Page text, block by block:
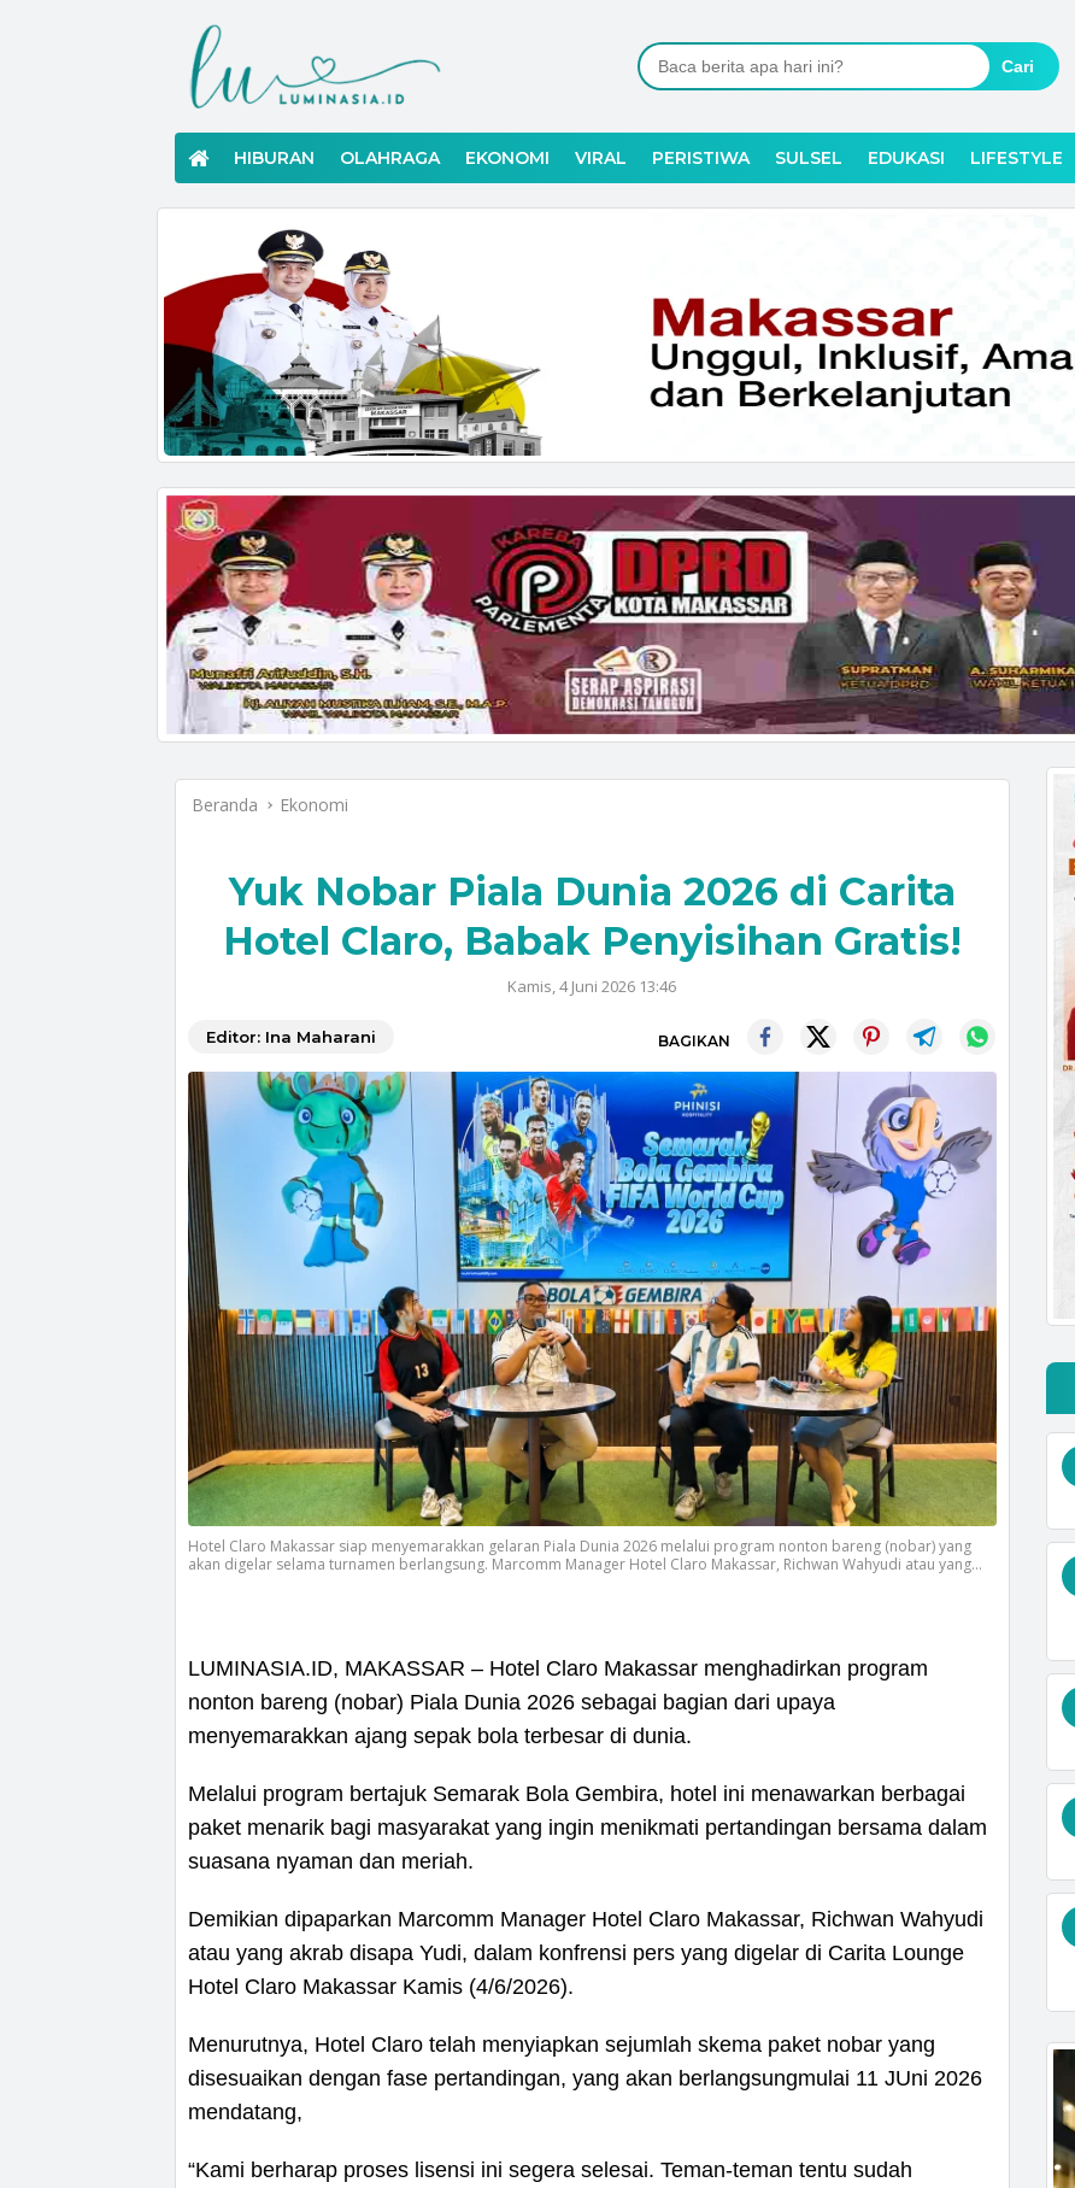
Cari
HIBURAN OLAHRAGA EKONOMI VIRAL PERISTIWA SULSEL EDUKASI LIFESTYLE
Beranda Ekonomi
Yuk Nobar Piala Dunia 2026 di Carita
Hotel Claro, Babak Penyisihan Gratis!
Kamis, 4 Juni 2026 13:46
Editor: Ina Maharani BAGIKAN
Hotel Claro Makassar siap menyemarakkan gelaran Piala Dunia 2026 melalui program nonton bareng (nobar) yang
akan digelar selama turnamen berlangsung. Marcomm Manager Hotel Claro Makassar, Richwan Wahyudi atau yang
LUMINASIA.ID, MAKASSAR – Hotel Claro Makassar menghadirkan program
nonton bareng (nobar) Piala Dunia 2026 sebagai bagian dari upaya
menyemarakkan ajang sepak bola terbesar di dunia.
Melalui program bertajuk Semarak Bola Gembira, hotel ini menawarkan berbagai
paket menarik bagi masyarakat yang ingin menikmati pertandingan bersama dalam
suasana nyaman dan meriah.
Demikian dipaparkan Marcomm Manager Hotel Claro Makassar, Richwan Wahyudi
atau yang akrab disapa Yudi, dalam konfrensi pers yang digelar di Carita Lounge
Hotel Claro Makassar Kamis (4/6/2026).
Menurutnya, Hotel Claro telah menyiapkan sejumlah skema paket nobar yang
disesuaikan dengan fase pertandingan, yang akan berlangsungmulai 11 JUni 2026
mendatang,
“Kami berharap proses lisensi ini segera selesai. Teman-teman tentu sudah